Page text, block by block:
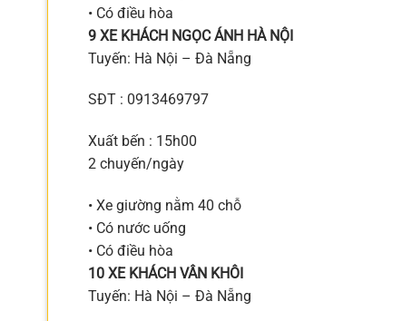
• Có điều hòa
9 XE KHÁCH NGỌC ÁNH HÀ NỘI
Tuyến: Hà Nội – Đà Nẵng
SĐT : 0913469797
Xuất bến : 15h00
2 chuyến/ngày
• Xe giường nằm 40 chỗ
• Có nước uống
• Có điều hòa
10 XE KHÁCH VÂN KHÔI
Tuyến: Hà Nội – Đà Nẵng